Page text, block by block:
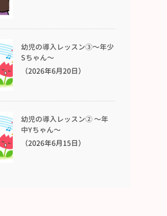
幼児の導入レッスン③〜年少
Sちゃん〜
（2026年6月20日）
幼児の導入レッスン② 〜年
中Yちゃん〜
（2026年6月15日）